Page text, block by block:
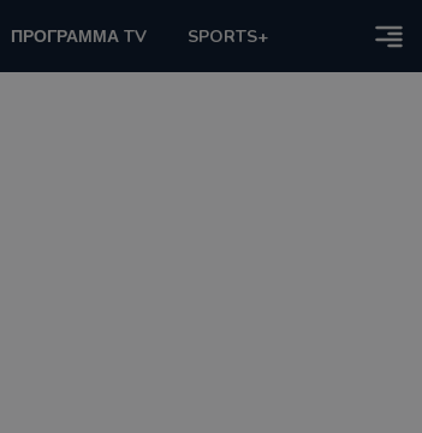
ΠΡΟΓΡΑΜΜΑ TV SPORTS+